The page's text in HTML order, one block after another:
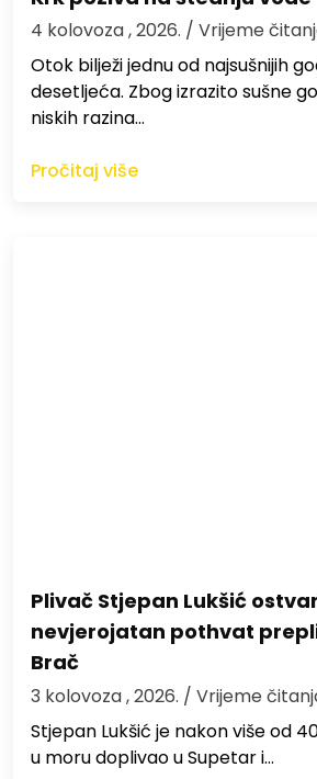
4 kolovoza , 2026. / Vrijeme
Otok bilježi jednu od najsušnijih
desetljeća. Zbog izrazito sušne
niskih razina…
Pročitaj više
Plivač Stjepan Lukšić
nevjerojatan pothvat
Brač
3 kolovoza , 2026. / Vrijeme
St​jepan Lukšić je nakon više od
u moru doplivao u Supetar i…